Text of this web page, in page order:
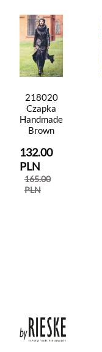
218020
Czapka
Handmade
Brown
132.00
PLN
165.00
PLN